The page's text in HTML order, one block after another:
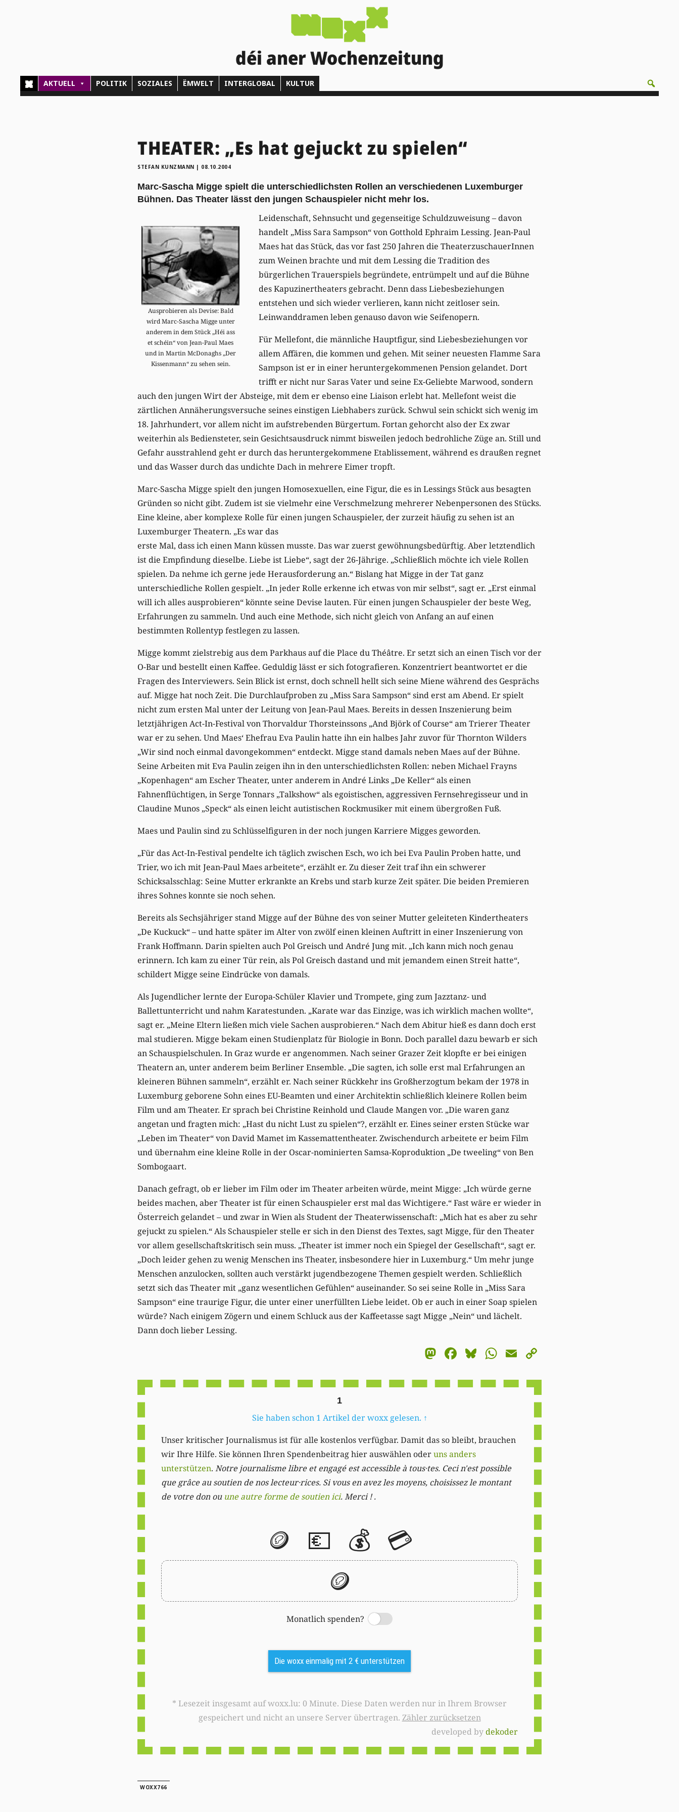
déi aner Wochenzeitung
AKTUELL POLITIK SOZIALES ËMWELT INTERGLOBAL KULTUR
THEATER: „Es hat gejuckt zu spielen“
STEFAN KUNZMANN | 08.10.2004
Marc-Sascha Migge spielt die unterschiedlichsten Rollen an verschiedenen Luxemburger
Bühnen. Das Theater lässt den jungen Schauspieler nicht mehr los.
Ausprobieren als Devise: Bald
wird Marc-Sascha Migge unter
anderem in dem Stück „Héi ass
et schéin“ von Jean-Paul Maes
und in Martin McDonaghs „Der
Kissenmann“ zu sehen sein.
Leidenschaft, Sehnsucht und gegenseitige Schuldzuweisung – davon
handelt „Miss Sara Sampson“ von Gotthold Ephraim Lessing. Jean-Paul
Maes hat das Stück, das vor fast 250 Jahren die TheaterzuschauerInnen
zum Weinen brachte und mit dem Lessing die Tradition des
bürgerlichen Trauerspiels begründete, entrümpelt und auf die Bühne
des Kapuzinertheaters gebracht. Denn dass Liebesbeziehungen
entstehen und sich wieder verlieren, kann nicht zeitloser sein.
Leinwanddramen leben genauso davon wie Seifenopern.
Für Mellefont, die männliche Hauptfigur, sind Liebesbeziehungen vor
allem Affären, die kommen und gehen. Mit seiner neuesten Flamme Sara
Sampson ist er in einer heruntergekommenen Pension gelandet. Dort
trifft er nicht nur Saras Vater und seine Ex-Geliebte Marwood, sondern
auch den jungen Wirt der Absteige, mit dem er ebenso eine Liaison erlebt hat. Mellefont weist die
zärtlichen Annäherungsversuche seines einstigen Liebhabers zurück. Schwul sein schickt sich wenig im
18. Jahrhundert, vor allem nicht im aufstrebenden Bürgertum. Fortan gehorcht also der Ex zwar
weiterhin als Bediensteter, sein Gesichtsausdruck nimmt bisweilen jedoch bedrohliche Züge an. Still und
Gefahr ausstrahlend geht er durch das heruntergekommene Etablissement, während es draußen regnet
und das Wasser durch das undichte Dach in mehrere Eimer tropft.
Marc-Sascha Migge spielt den jungen Homosexuellen, eine Figur, die es in Lessings Stück aus besagten
Gründen so nicht gibt. Zudem ist sie vielmehr eine Verschmelzung mehrerer Nebenpersonen des Stücks.
Eine kleine, aber komplexe Rolle für einen jungen Schauspieler, der zurzeit häufig zu sehen ist an
Luxemburger Theatern. „Es war das
erste Mal, dass ich einen Mann küssen musste. Das war zuerst gewöhnungsbedürftig. Aber letztendlich
ist die Empfindung dieselbe. Liebe ist Liebe“, sagt der 26-Jährige. „Schließlich möchte ich viele Rollen
spielen. Da nehme ich gerne jede Herausforderung an.“ Bislang hat Migge in der Tat ganz
unterschiedliche Rollen gespielt. „In jeder Rolle erkenne ich etwas von mir selbst“, sagt er. „Erst einmal
will ich alles ausprobieren“ könnte seine Devise lauten. Für einen jungen Schauspieler der beste Weg,
Erfahrungen zu sammeln. Und auch eine Methode, sich nicht gleich von Anfang an auf einen
bestimmten Rollentyp festlegen zu lassen.
Migge kommt zielstrebig aus dem Parkhaus auf die Place du Théâtre. Er setzt sich an einen Tisch vor der
O-Bar und bestellt einen Kaffee. Geduldig lässt er sich fotografieren. Konzentriert beantwortet er die
Fragen des Interviewers. Sein Blick ist ernst, doch schnell hellt sich seine Miene während des Gesprächs
auf. Migge hat noch Zeit. Die Durchlaufproben zu „Miss Sara Sampson“ sind erst am Abend. Er spielt
nicht zum ersten Mal unter der Leitung von Jean-Paul Maes. Bereits in dessen Inszenierung beim
letztjährigen Act-In-Festival von Thorvaldur Thorsteinssons „And Björk of Course“ am Trierer Theater
war er zu sehen. Und Maes‘ Ehefrau Eva Paulin hatte ihn ein halbes Jahr zuvor für Thornton Wilders
„Wir sind noch einmal davongekommen“ entdeckt. Migge stand damals neben Maes auf der Bühne.
Seine Arbeiten mit Eva Paulin zeigen ihn in den unterschiedlichsten Rollen: neben Michael Frayns
„Kopenhagen“ am Escher Theater, unter anderem in André Links „De Keller“ als einen
Fahnenflüchtigen, in Serge Tonnars „Talkshow“ als egoistischen, aggressiven Fernsehregisseur und in
Claudine Munos „Speck“ als einen leicht autistischen Rockmusiker mit einem übergroßen Fuß.
Maes und Paulin sind zu Schlüsselfiguren in der noch jungen Karriere Migges geworden.
„Für das Act-In-Festival pendelte ich täglich zwischen Esch, wo ich bei Eva Paulin Proben hatte, und
Trier, wo ich mit Jean-Paul Maes arbeitete“, erzählt er. Zu dieser Zeit traf ihn ein schwerer
Schicksalsschlag: Seine Mutter erkrankte an Krebs und starb kurze Zeit später. Die beiden Premieren
ihres Sohnes konnte sie noch sehen.
Bereits als Sechsjähriger stand Migge auf der Bühne des von seiner Mutter geleiteten Kindertheaters
„De Kuckuck“ – und hatte später im Alter von zwölf einen kleinen Auftritt in einer Inszenierung von
Frank Hoffmann. Darin spielten auch Pol Greisch und André Jung mit. „Ich kann mich noch genau
erinnern. Ich kam zu einer Tür rein, als Pol Greisch dastand und mit jemandem einen Streit hatte“,
schildert Migge seine Eindrücke von damals.
Als Jugendlicher lernte der Europa-Schüler Klavier und Trompete, ging zum Jazztanz- und
Ballettunterricht und nahm Karatestunden. „Karate war das Einzige, was ich wirklich machen wollte“,
sagt er. „Meine Eltern ließen mich viele Sachen ausprobieren.“ Nach dem Abitur hieß es dann doch erst
mal studieren. Migge bekam einen Studienplatz für Biologie in Bonn. Doch parallel dazu bewarb er sich
an Schauspielschulen. In Graz wurde er angenommen. Nach seiner Grazer Zeit klopfte er bei einigen
Theatern an, unter anderem beim Berliner Ensemble. „Die sagten, ich solle erst mal Erfahrungen an
kleineren Bühnen sammeln“, erzählt er. Nach seiner Rückkehr ins Großherzogtum bekam der 1978 in
Luxemburg geborene Sohn eines EU-Beamten und einer Architektin schließlich kleinere Rollen beim
Film und am Theater. Er sprach bei Christine Reinhold und Claude Mangen vor. „Die waren ganz
angetan und fragten mich: „Hast du nicht Lust zu spielen“?, erzählt er. Eines seiner ersten Stücke war
„Leben im Theater“ von David Mamet im Kassemattentheater. Zwischendurch arbeitete er beim Film
und übernahm eine kleine Rolle in der Oscar-nominierten Samsa-Koproduktion „De tweeling“ von Ben
Sombogaart.
Danach gefragt, ob er lieber im Film oder im Theater arbeiten würde, meint Migge: „Ich würde gerne
beides machen, aber Theater ist für einen Schauspieler erst mal das Wichtigere.“ Fast wäre er wieder in
Österreich gelandet – und zwar in Wien als Student der Theaterwissenschaft: „Mich hat es aber zu sehr
gejuckt zu spielen.“ Als Schauspieler stelle er sich in den Dienst des Textes, sagt Migge, für den Theater
vor allem gesellschaftskritisch sein muss. „Theater ist immer noch ein Spiegel der Gesellschaft“, sagt er.
„Doch leider gehen zu wenig Menschen ins Theater, insbesondere hier in Luxemburg.“ Um mehr junge
Menschen anzulocken, sollten auch verstärkt jugendbezogene Themen gespielt werden. Schließlich
setzt sich das Theater mit „ganz wesentlichen Gefühlen“ auseinander. So sei seine Rolle in „Miss Sara
Sampson“ eine traurige Figur, die unter einer unerfüllten Liebe leidet. Ob er auch in einer Soap spielen
würde? Nach einigem Zögern und einem Schluck aus der Kaffeetasse sagt Migge „Nein“ und lächelt.
Dann doch lieber Lessing.
Mastodon
Facebook
Bluesky
WhatsApp
Email
1
Sie haben schon 1 Artikel der woxx gelesen. ↑
Unser kritischer Journalismus ist für alle kostenlos verfügbar. Damit das so bleibt, brauchen
wir Ihre Hilfe. Sie können Ihren Spendenbeitrag hier auswählen oderuns anders
unterstützen. Notre journalisme libre et engagé est accessible à tous·tes. Ceci n'est possible
que grâce au soutien de nos lecteur·rices. Si vous en avez les moyens, choisissez le montant
de votre don ou une autre forme de soutien ici. Merci ! .
🪙 💶 💰 💳
🪙
Monatlich spenden?
Switch
Die woxx einmalig mit 2 € unterstützen
* Lesezeit insgesamt auf woxx.lu: 0 Minute. Diese Daten werden nur in Ihrem Browser
gespeichert und nicht an unsere Server übertragen. Zähler zurücksetzen
developed bydekoder
WOXX766